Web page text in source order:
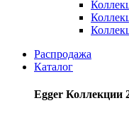
Распродажа
Каталог
Egger Коллекции